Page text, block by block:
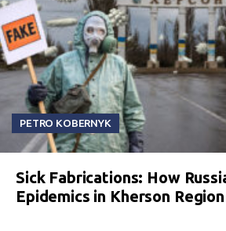
PETRO KOBERNYK
Sick Fabrications: How
Epidemics in Kherson Region